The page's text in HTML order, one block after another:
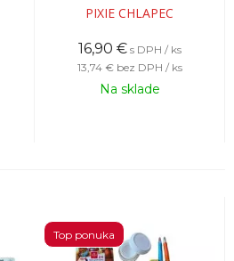
PIXIE CHLAPEC
16,90 € s DPH / ks
13,74 € bez DPH / ks
Na sklade
Top ponuka